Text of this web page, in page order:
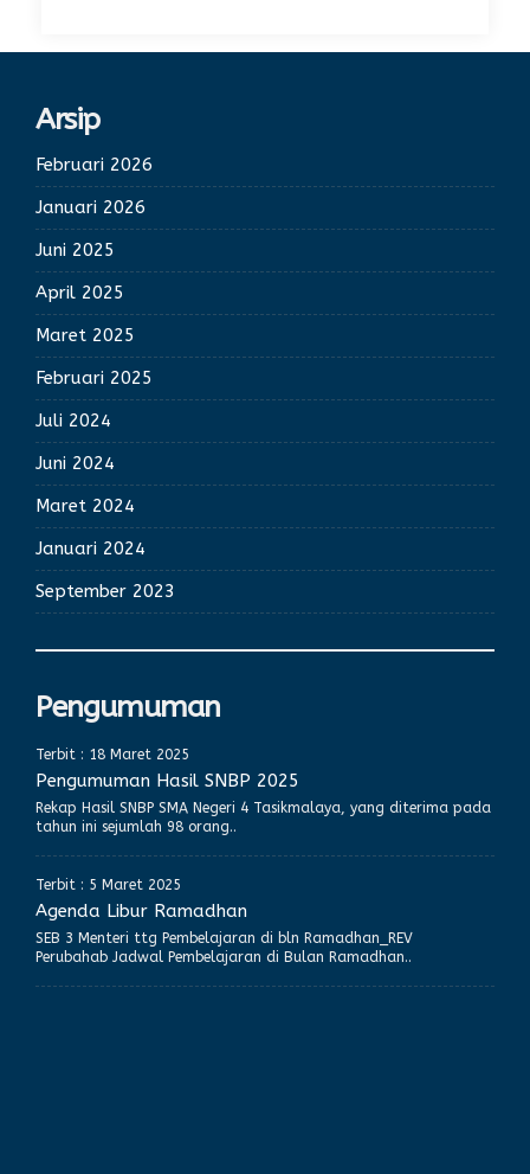
Arsip
Februari 2026
Januari 2026
Juni 2025
April 2025
Maret 2025
Februari 2025
Juli 2024
Juni 2024
Maret 2024
Januari 2024
September 2023
Pengumuman
Terbit : 18 Maret 2025
Pengumuman Hasil SNBP 2025
Rekap Hasil SNBP SMA Negeri 4 Tasikmalaya, yang diterima pada
tahun ini sejumlah 98 orang..
Terbit : 5 Maret 2025
Agenda Libur Ramadhan
SEB 3 Menteri ttg Pembelajaran di bln Ramadhan_REV
Perubahab Jadwal Pembelajaran di Bulan Ramadhan..